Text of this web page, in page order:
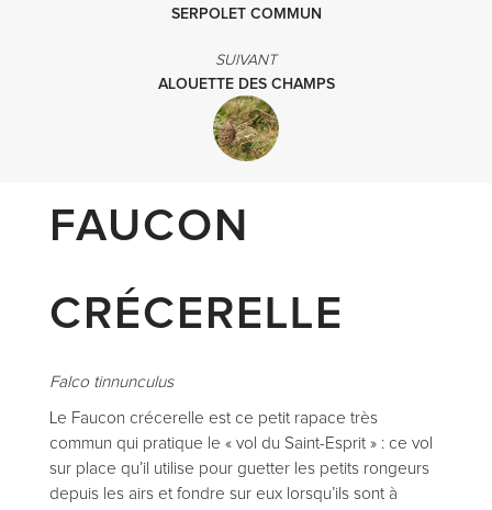
SERPOLET COMMUN
SUIVANT
ALOUETTE DES CHAMPS
FAUCON
CRÉCERELLE
Falco tinnunculus
Le Faucon crécerelle est ce petit rapace très
commun qui pratique le « vol du Saint-Esprit » : ce vol
sur place qu’il utilise pour guetter les petits rongeurs
depuis les airs et fondre sur eux lorsqu’ils sont à